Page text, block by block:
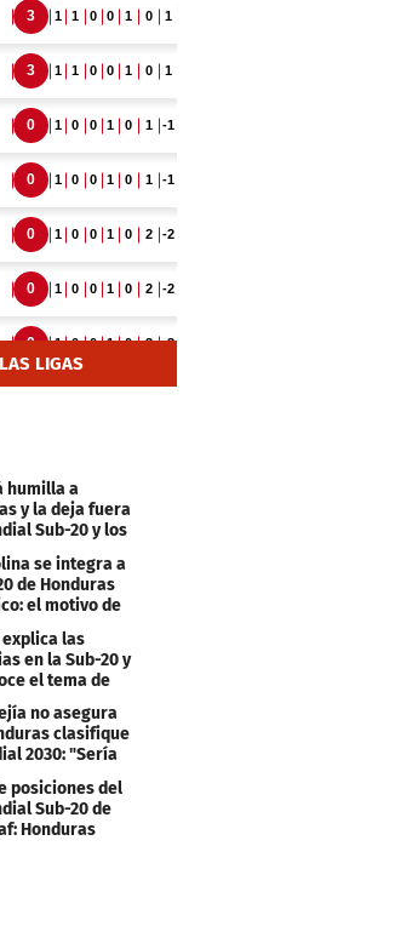
LIGAS
humilla a
y la deja fuera
Sub-20 y los
se integra a
de Honduras
el motivo de
las
en la Sub-20 y
el tema de
no asegura
clasifique
2030: "Sería
posiciones del
Sub-20 de
Honduras